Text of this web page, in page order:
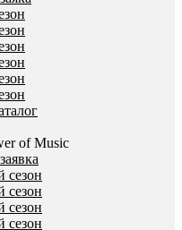
of Music
сезон
сезон
сезон
сезон